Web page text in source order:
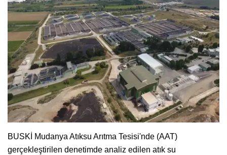
BUSKİ Mudanya Atıksu Arıtma Tesisi'nde (AAT)
gerçekleştirilen denetimde analiz edilen atık su